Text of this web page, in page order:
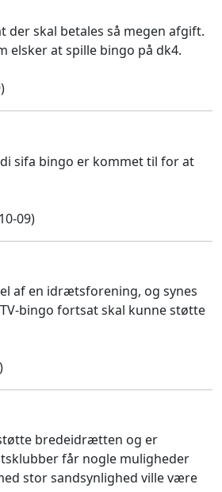
der skal betales så megen afgift.
elsker at spille bingo på dk4.
sifa bingo er kommet til for at
09)
af en idrætsforening, og synes
bingo fortsat skal kunne støtte
bredeidrætten og er
får nogle muligheder
stor sandsynlighed ville være